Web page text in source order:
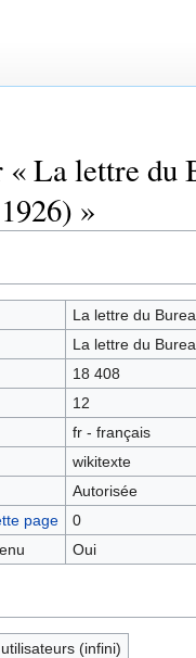
La lettre du
»
La lettre du
La lettre du
18 408
12
fr - français
wikitexte
Autorisée
page
0
Oui
(infini)